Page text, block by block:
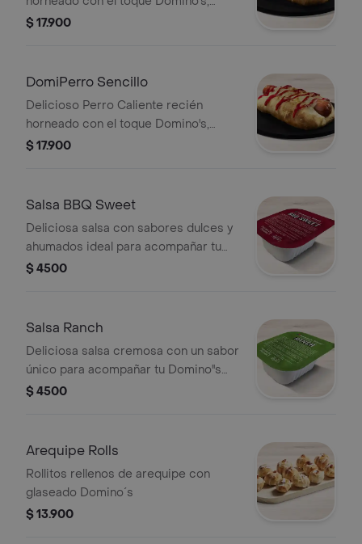
hecho con masa pan pizza y bordes
$ 17.900
DomiPerro Sencillo
Delicioso Perro Caliente recién
horneado con el toque Domino's,
hecho con masa pan pizza y bordes
$ 17.900
Salsa BBQ Sweet
Deliciosa salsa con sabores dulces y
ahumados ideal para acompañar tu
Domino's favorita.
$ 4500
Salsa Ranch
Deliciosa salsa cremosa con un sabor
único para acompañar tu Domino''s
favorita.
$ 4500
Arequipe Rolls
Rollitos rellenos de arequipe con
glaseado Domino´s
$ 13.900